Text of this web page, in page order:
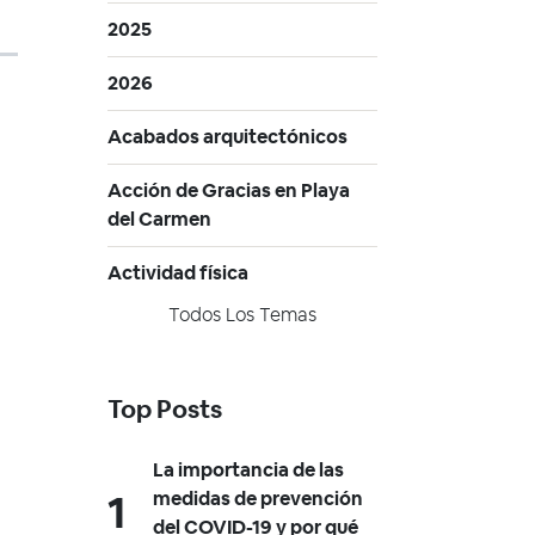
2025
2026
Acabados arquitectónicos
Acción de Gracias en Playa
del Carmen
Actividad física
Todos Los Temas
Top Posts
La importancia de las
medidas de prevención
del COVID-19 y por qué